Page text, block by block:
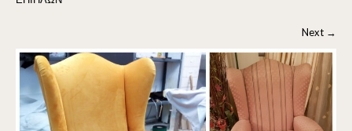
Next →